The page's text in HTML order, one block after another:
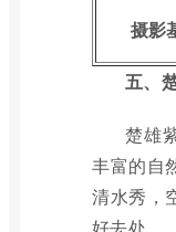
摄影
五、
楚雄
丰富的自
清水秀，